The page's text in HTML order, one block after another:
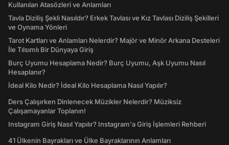
Kullanılan Atasözleri ve Anlamları
Tavla Diziliş Şekli Nasıldır? Erkek Tavlası ve Kız Tavlası Diziliş Şekilleri
ve Oynama Yönleri
Tarot Kartları ve Anlamları Nelerdir? Majör ve Minör Arkana Desteleri
İle Tılsımlı Bir Dünyaya Giriş
Burç Uyumu Hesaplama Nedir? Burç Uyumu, Aşk Uyumu Nasıl
Hesaplanır?
İdeal Kilo Nedir? İdeal Kilo Hesaplama Nasıl Yapılır?
Ders Çalışırken Dinlenecek Müzikler Nelerdir? Müziksiz
Çalışamayanlar Toplanın!
Instagram Giriş Nasıl Yapılır? Instagram'a Giriş İşlemleri Rehberi
41 Ülkenin Bayrakları ve Ülke Bayraklarının Anlamları